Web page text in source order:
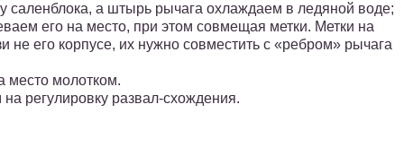
саленблока, а штырь рычага охлаждаем в ледяной воде;
его на место, при этом совмещая метки. Метки на
не его корпусе, их нужно совместить с «ребром» рычага
место молотком.
регулировку развал-схождения.